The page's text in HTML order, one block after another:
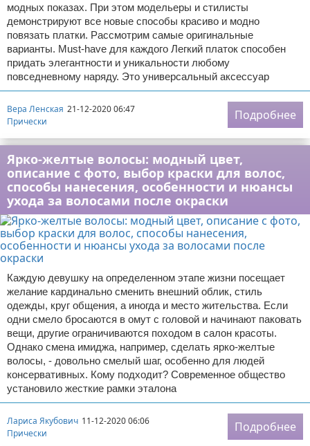
модных показах. При этом модельеры и стилисты
демонстрируют все новые способы красиво и модно
повязать платки. Рассмотрим самые оригинальные
варианты. Must-have для каждого Легкий платок способен
придать элегантности и уникальности любому
повседневному наряду. Это универсальный аксессуар
Вера Ленская 21-12-2020 06:47
Прически
Подробнее
Ярко-желтые волосы: модный цвет,
описание с фото, выбор краски для волос,
способы нанесения, особенности и нюансы
ухода за волосами после окраски
Каждую девушку на определенном этапе жизни посещает
желание кардинально сменить внешний облик, стиль
одежды, круг общения, а иногда и место жительства. Если
одни смело бросаются в омут с головой и начинают паковать
вещи, другие ограничиваются походом в салон красоты.
Однако смена имиджа, например, сделать ярко-желтые
волосы, - довольно смелый шаг, особенно для людей
консервативных. Кому подходит? Современное общество
установило жесткие рамки эталона
Лариса Якубович 11-12-2020 06:06
Прически
Подробнее